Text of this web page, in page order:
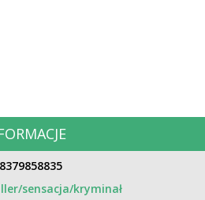
sensacja/kryminał